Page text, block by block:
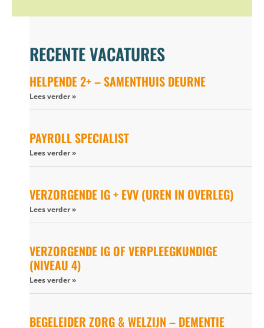
RECENTE VACATURES
HELPENDE 2+ – SAMENTHUIS DEURNE
Lees verder »
PAYROLL SPECIALIST
Lees verder »
VERZORGENDE IG + EVV (UREN IN OVERLEG)
Lees verder »
VERZORGENDE IG OF VERPLEEGKUNDIGE
(NIVEAU 4)
Lees verder »
BEGELEIDER ZORG & WELZIJN – DEMENTIE